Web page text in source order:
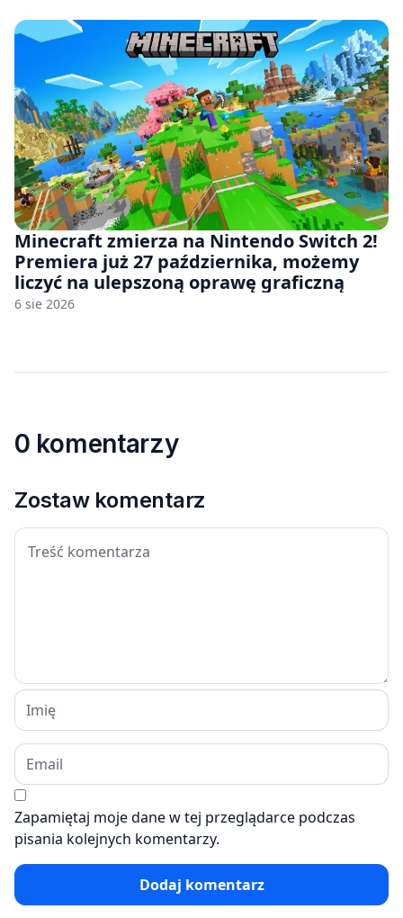
Minecraft zmierza na Nintendo Switch 2!
Premiera już 27 października, możemy
liczyć na ulepszoną oprawę graficzną
6 sie 2026
0 komentarzy
Zostaw komentarz
Zapamiętaj moje dane w tej przeglądarce podczas
pisania kolejnych komentarzy.
Dodaj komentarz